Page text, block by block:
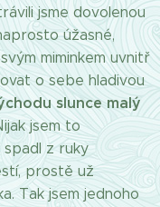
jsme dovolenou
úžasné,
miminkem uvnitř
o sebe hladivou
slunce malý
jsem to
spadl z ruky
prostě už
Tak jsem jednoho